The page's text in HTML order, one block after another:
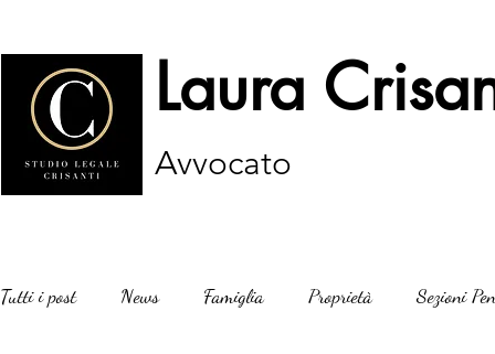
Laura
Avvocato
Tutti i post News Famiglia Proprietà Sezioni